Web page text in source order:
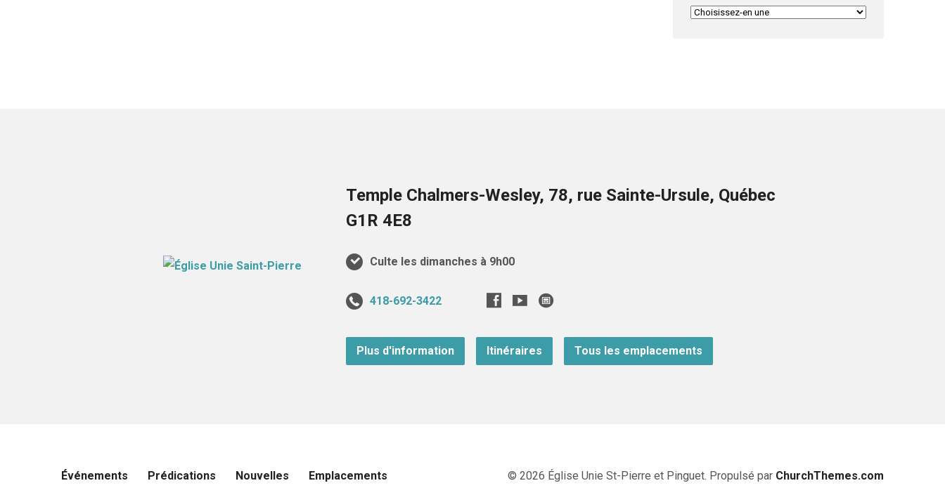
Temple Chalmers-Wesley, 78, rue Sainte-Ursule, Québec
G1R 4E8
Culte les dimanches à 9h00
418-692-3422
Plus d'information Itinéraires Tous les emplacements
Événements Prédications Nouvelles Emplacements © 2026 Église Unie St-Pierre et Pinguet. Propulsé par ChurchThemes.com